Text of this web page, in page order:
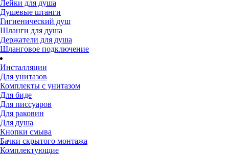
Лейки для душа
Душевые штанги
Гигиенический душ
Шланги для душа
Держатели для душа
Шланговое подключение
Инсталляции
Для унитазов
Комплекты с унитазом
Для биде
Для писсуаров
Для раковин
Для душа
Кнопки смыва
Бачки скрытого монтажа
Комплектующие